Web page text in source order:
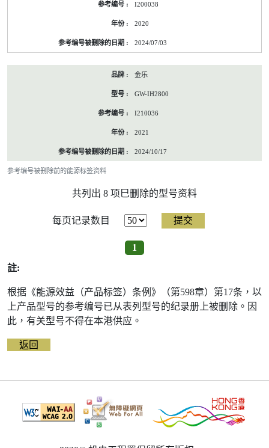
参考编号被删除前的能源标签资料
I200038
2020
2024/07/03
金乐
GW-IH2800
I210036
2021
2024/10/17
共列出 8 项巳删除的型号资料
每页记录数目
1
註:
根据《能源效益（产品标签）条例》（第598章）第17条，以
上产品型号的参考编号已从表列型号的纪录册上被删除。因
此，有关型号不得在本港供应。
返回